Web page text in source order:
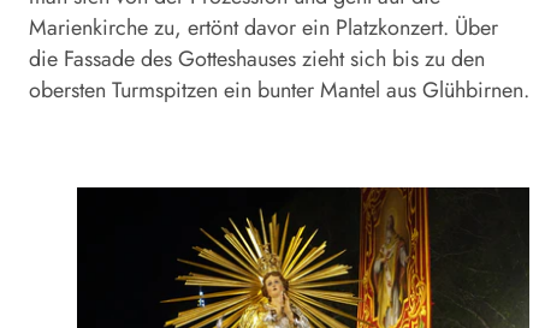
Marienkirche zu, ertönt davor ein Platzkonzert. Über
die Fassade des Gotteshauses zieht sich bis zu den
obersten Turmspitzen ein bunter Mantel aus Glühbirnen.